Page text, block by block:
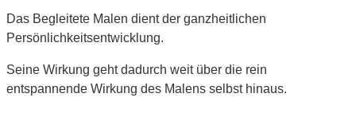
Das Begleitete Malen dient der ganzheitlichen
Persönlichkeitsentwicklung.
Seine Wirkung geht dadurch weit über die rein
entspannende Wirkung des Malens selbst hinaus.